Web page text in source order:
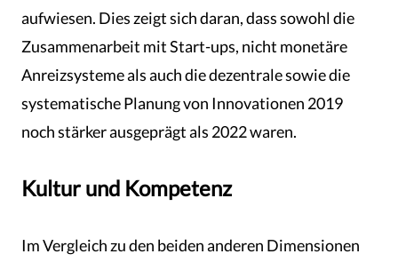
aufwiesen. Dies zeigt sich daran, dass sowohl die
Zusammenarbeit mit Start-ups, nicht monetäre
Anreizsysteme als auch die dezentrale sowie die
systematische Planung von Innovationen 2019
noch stärker ausgeprägt als 2022 waren.
Kultur und Kompetenz
Im Vergleich zu den beiden anderen Dimensionen